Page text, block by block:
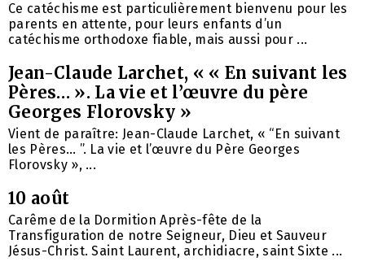
Ce catéchisme est particulièrement bienvenu pour les
parents en attente, pour leurs enfants d’un
catéchisme orthodoxe fiable, mais aussi pour ...
Jean-Claude Larchet, « « En suivant les
Pères… ». La vie et l’œuvre du père
Georges Florovsky »
Vient de paraître: Jean-Claude Larchet, « “En suivant
les Pères… ”. La vie et l’œuvre du Père Georges
Florovsky », ...
10 août
Carême de la Dormition Après-fête de la
Transfiguration de notre Seigneur, Dieu et Sauveur
Jésus-Christ. Saint Laurent, archidiacre, saint Sixte ...